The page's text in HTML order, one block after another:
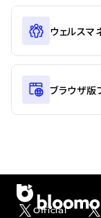
ウェルスマ
ブラウザ版
Official